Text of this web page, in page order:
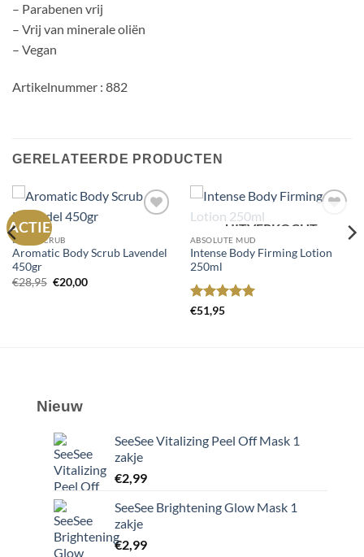
– Parabenen vrij
– Vrij van minerale oliën
– Vegan
Artikelnummer : 882
GERELATEERDE PRODUCTEN
ACTIE
wenslijst
BODY SCRUB
Aromatic Body Scrub Lavendel
450gr
€28,95 Oorspronkelijke
prijs
€20,00Huidige
Toevoegen
wenslijst
UITVERKOCHT
ABSOLUTE MUD
Intense Body Firming Lotion
250ml
Gewaardeerd
€51,95
Nieuw
SeeSee Vitalizing Peel Off Mask 1
zakje
€2,99
SeeSee Brightening Glow Mask 1
zakje
€2,99